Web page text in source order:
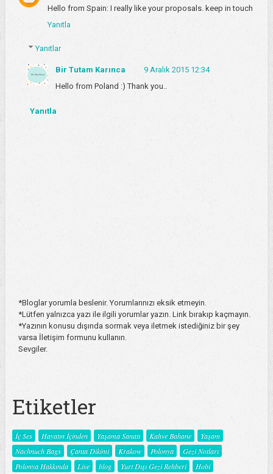
Hello from Spain: I really like your proposals. keep in touch
Yanıtla
Yanıtlar
Bir Tutam Karınca
9 Aralık 2015 12:34
Hello from Poland :) Thank you..
Yanıtla
*Bloglar yorumla beslenir. Yorumlarınızı eksik etmeyin.
*Lütfen yalnızca yazı ile ilgili yorumlar yazın. Link bırakıp kaçmayın.
*Yazının konusu dışında sormak veya iletmek istediğiniz bir şey
varsa İletişim formunu kullanın.
Sevgiler.
Etiketler
İç Ses Hayatın İçinden Yaşama Sanatı Kahve Bahane
Yaşam
Nachnuch Bags
Çanta Dikimi Krakow Polonya
Gezi Notları
Polonya Hakkında
Live blog Yurt Dışı Gezi Rehberi
Hobi